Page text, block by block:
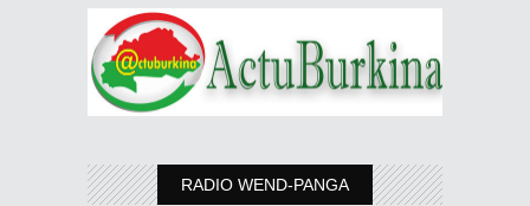
RADIO WEND-PANGA